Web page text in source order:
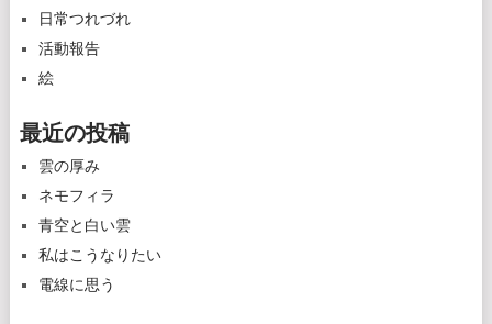
日常つれづれ
活動報告
絵
最近の投稿
雲の厚み
ネモフィラ
青空と白い雲
私はこうなりたい
電線に思う